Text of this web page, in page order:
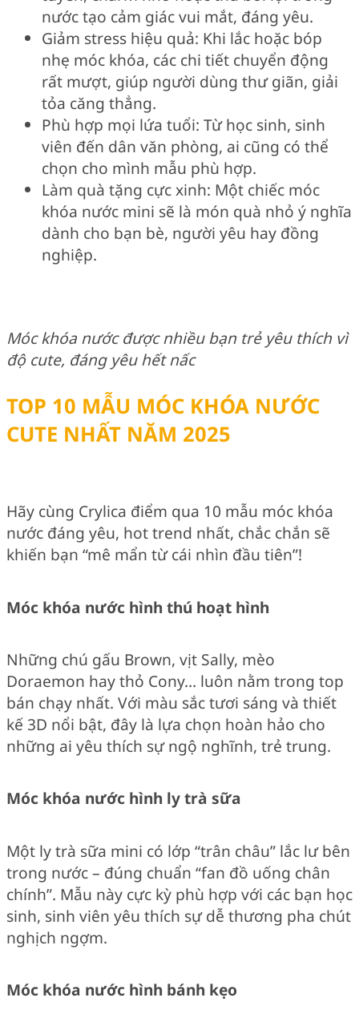
nước tạo cảm giác vui mắt, đáng yêu.
Giảm stress hiệu quả: Khi lắc hoặc bóp
nhẹ móc khóa, các chi tiết chuyển động
rất mượt, giúp người dùng thư giãn, giải
tỏa căng thẳng.
Phù hợp mọi lứa tuổi: Từ học sinh, sinh
viên đến dân văn phòng, ai cũng có thể
chọn cho mình mẫu phù hợp.
Làm quà tặng cực xinh: Một chiếc móc
khóa nước mini sẽ là món quà nhỏ ý nghĩa
dành cho bạn bè, người yêu hay đồng
nghiệp.
Móc khóa nước được nhiều bạn trẻ yêu thích vì
độ cute, đáng yêu hết nấc
TOP 10 MẪU MÓC KHÓA NƯỚC
CUTE NHẤT NĂM 2025
Hãy cùng Crylica điểm qua 10 mẫu móc khóa
nước đáng yêu, hot trend nhất, chắc chắn sẽ
khiến bạn “mê mẩn từ cái nhìn đầu tiên”!
Móc khóa nước hình thú hoạt hình
Những chú gấu Brown, vịt Sally, mèo
Doraemon hay thỏ Cony… luôn nằm trong top
bán chạy nhất. Với màu sắc tươi sáng và thiết
kế 3D nổi bật, đây là lựa chọn hoàn hảo cho
những ai yêu thích sự ngộ nghĩnh, trẻ trung.
Móc khóa nước hình ly trà sữa
Một ly trà sữa mini có lớp “trân châu” lắc lư bên
trong nước – đúng chuẩn “fan đồ uống chân
chính”. Mẫu này cực kỳ phù hợp với các bạn học
sinh, sinh viên yêu thích sự dễ thương pha chút
nghịch ngợm.
Móc khóa nước hình bánh kẹo